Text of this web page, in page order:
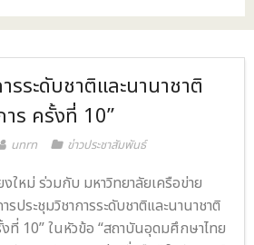
รระดับชาติและนานาชาติ
ร ครั้งที่ 10”
unrn ข่าวประชาสัมพันธ์
ใหม่ ร่วมกับ มหาวิทยาลัยเครือข่าย
ประชุมวิชาการระดับชาติและนานาชาติ
ที่ 10” ในหัวข้อ “สถาบันอุดมศึกษาไทย